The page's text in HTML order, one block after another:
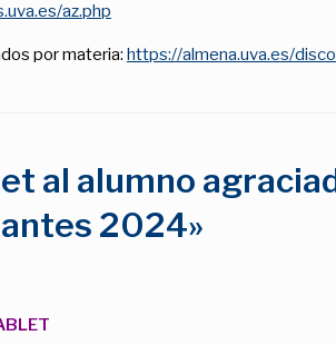
az.php
por materia: https://almena.uva.es/
al alumno
2024»